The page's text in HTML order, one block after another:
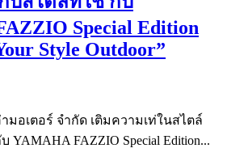
Special Edition
Style Outdoor”
มอเตอร์ จำกัด เติมความเท่ในสไตล์
บ YAMAHA FAZZIO Special Edition...